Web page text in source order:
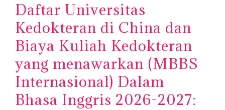
Daftar Universitas
Kedokteran di China dan
Biaya Kuliah Kedokteran
yang menawarkan (MBBS
Internasional) Dalam
Bhasa Inggris 2026-2027: